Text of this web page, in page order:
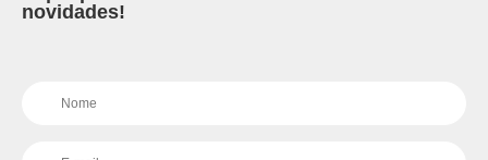
novidades!